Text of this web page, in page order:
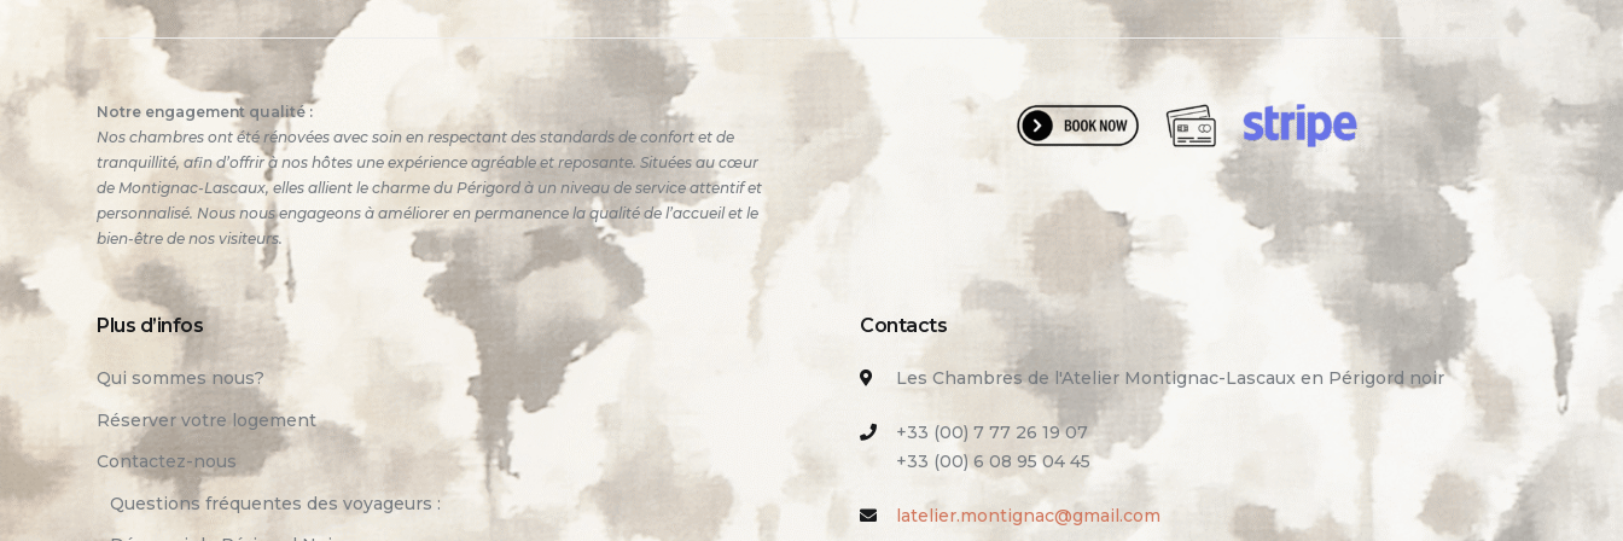
Notre engagement qualité :
Nos chambres ont été rénovées avec soin en respectant des standards de confort et de
tranquillité, afin d’offrir à nos hôtes une expérience agréable et reposante. Situées au cœur
de Montignac-Lascaux, elles allient le charme du Périgord à un niveau de service attentif et
personnalisé. Nous nous engageons à améliorer en permanence la qualité de l’accueil et le
bien-être de nos visiteurs.
Plus d’infos
Qui sommes nous?
Réserver votre logement
Contactez-nous
Questions fréquentes des voyageurs :
Contacts
Les Chambres de l'Atelier Montignac-Lascaux en Périgord noir
+33 (00) 7 77 26 19 07
+33 (00) 6 08 95 04 45
latelier.montignac@gmail.com